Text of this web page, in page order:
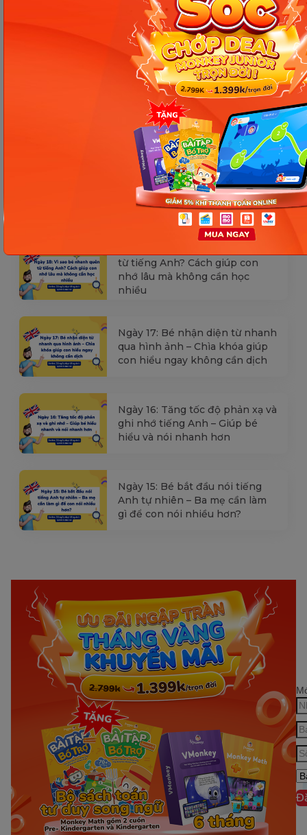
Các Bài Viết Mới Nhất
[Thảo luận] Cơn thịnh nộ (ăn
vạ) của trẻ | Kỷ luật tích cực #17
từ tiếng Anh? Cách giúp con
nhớ lâu mà không cần học
nhiều
Ngày 17: Bé nhận diện từ nhanh
qua hình ảnh – Chìa khóa giúp
con hiểu ngay không cần dịch
Ngày 16: Tăng tốc độ phản xạ và
ghi nhớ tiếng Anh – Giúp bé
hiểu và nói nhanh hơn
Ngày 15: Bé bắt đầu nói tiếng
Anh tự nhiên – Ba mẹ cần làm
gì để con nói nhiều hơn?